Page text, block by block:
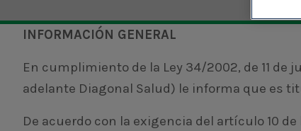
INFORMACIÓN GENERAL
En cumplimiento de la Ley 34/2002, de 11 de
adelante Diagonal Salud) le informa que es
De acuerdo con la exigencia del artículo 10